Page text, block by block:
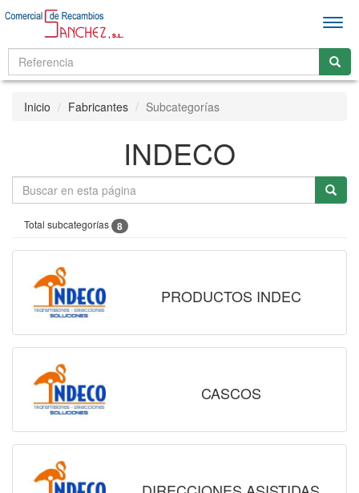
Inicio Fabricantes Subcategorías
INDECO
Total subcategorías 8
PRODUCTOS INDEC
CASCOS